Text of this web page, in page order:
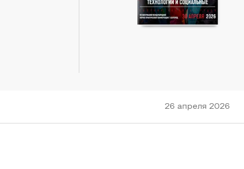
26 апреля 2026